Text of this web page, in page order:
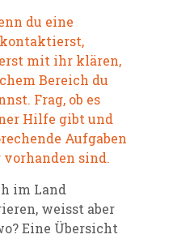
du eine
mit ihr klären,
Bereich du
Frag, ob es
Hilfe gibt und
Aufgaben
sind.
im Land
weisst aber
Eine Übersicht